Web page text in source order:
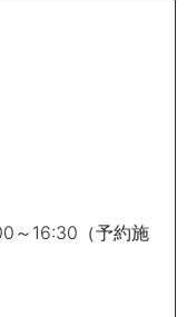
～16:30（予約施